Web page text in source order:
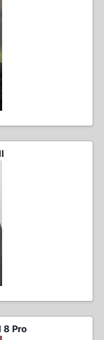
8 Pro